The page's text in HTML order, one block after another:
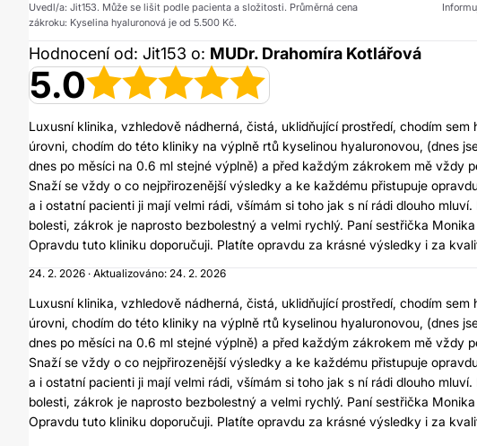
Uvedl/a: Jit153. Může se lišit podle pacienta a složitosti. Průměrná cena
zákroku: Kyselina hyaluronová je od 5.500 Kč.
Hodnocení od: Jit153 o: MUDr. Drahomíra Kotlářová
5.0
Luxusní klinika, vzhledově nádherná, čistá, uklidňující prostředí, chodím
úrovni, chodím do této kliniky na výplně rtů kyselinou hyaluronovou, (dnes
dnes po měsíci na 0.6 ml stejné výplně) a před každým zákrokem mě vždy
Snaží se vždy o co nejpřirozenější výsledky a ke každému přistupuje
a i ostatní pacienti ji mají velmi rádi, všímám si toho jak s ní rádi dlouho
bolesti, zákrok je naprosto bezbolestný a velmi rychlý. Paní sestřička
Opravdu tuto kliniku doporučuji. Platíte opravdu za krásné výsledky i za
24. 2. 2026 · Aktualizováno: 24. 2. 2026
Luxusní klinika, vzhledově nádherná, čistá, uklidňující prostředí, chodím
úrovni, chodím do této kliniky na výplně rtů kyselinou hyaluronovou, (dnes
dnes po měsíci na 0.6 ml stejné výplně) a před každým zákrokem mě vždy
Snaží se vždy o co nejpřirozenější výsledky a ke každému přistupuje
a i ostatní pacienti ji mají velmi rádi, všímám si toho jak s ní rádi dlouho
bolesti, zákrok je naprosto bezbolestný a velmi rychlý. Paní sestřička
Opravdu tuto kliniku doporučuji. Platíte opravdu za krásné výsledky i za